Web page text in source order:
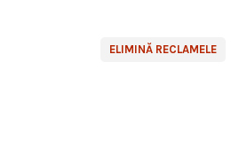
ELIMINĂ RECLAMELE